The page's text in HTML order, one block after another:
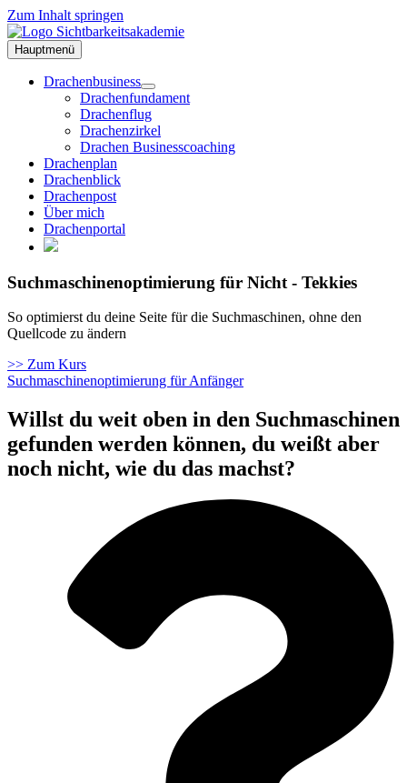
Zum Inhalt springen
Hauptmenü
Drachenbusiness
Drachenfundament
Drachenflug
Drachenzirkel
Drachen Businesscoaching
Drachenplan
Drachenblick
Drachenpost
Über mich
Drachenportal
Suchmaschinenoptimierung für Nicht - Tekkies
So optimierst du deine Seite für die Suchmaschinen, ohne den
Quellcode zu ändern
>> Zum Kurs
Suchmaschinenoptimierung für Anfänger
Willst du weit oben in den Suchmaschinen
gefunden werden können, du weißt aber
noch nicht, wie du das machst?